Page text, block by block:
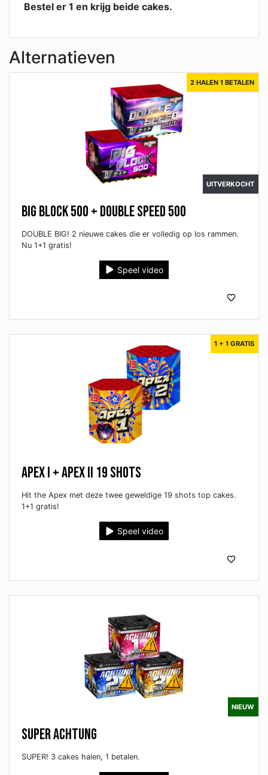
Bestel er 1 en krijg beide cakes.
Alternatieven
2 HALEN 1 BETALEN
UITVERKOCHT
Big Block 500 + Double Speed 500
DOUBLE BIG! 2 nieuwe cakes die er volledig op los rammen.
Nu 1+1 gratis!
Speel video
1 + 1 GRATIS
Apex I + Apex II 19 shots
Hit the Apex met deze twee geweldige 19 shots top cakes.
1+1 gratis!
Speel video
NIEUW
Super Achtung
SUPER! 3 cakes halen, 1 betalen.